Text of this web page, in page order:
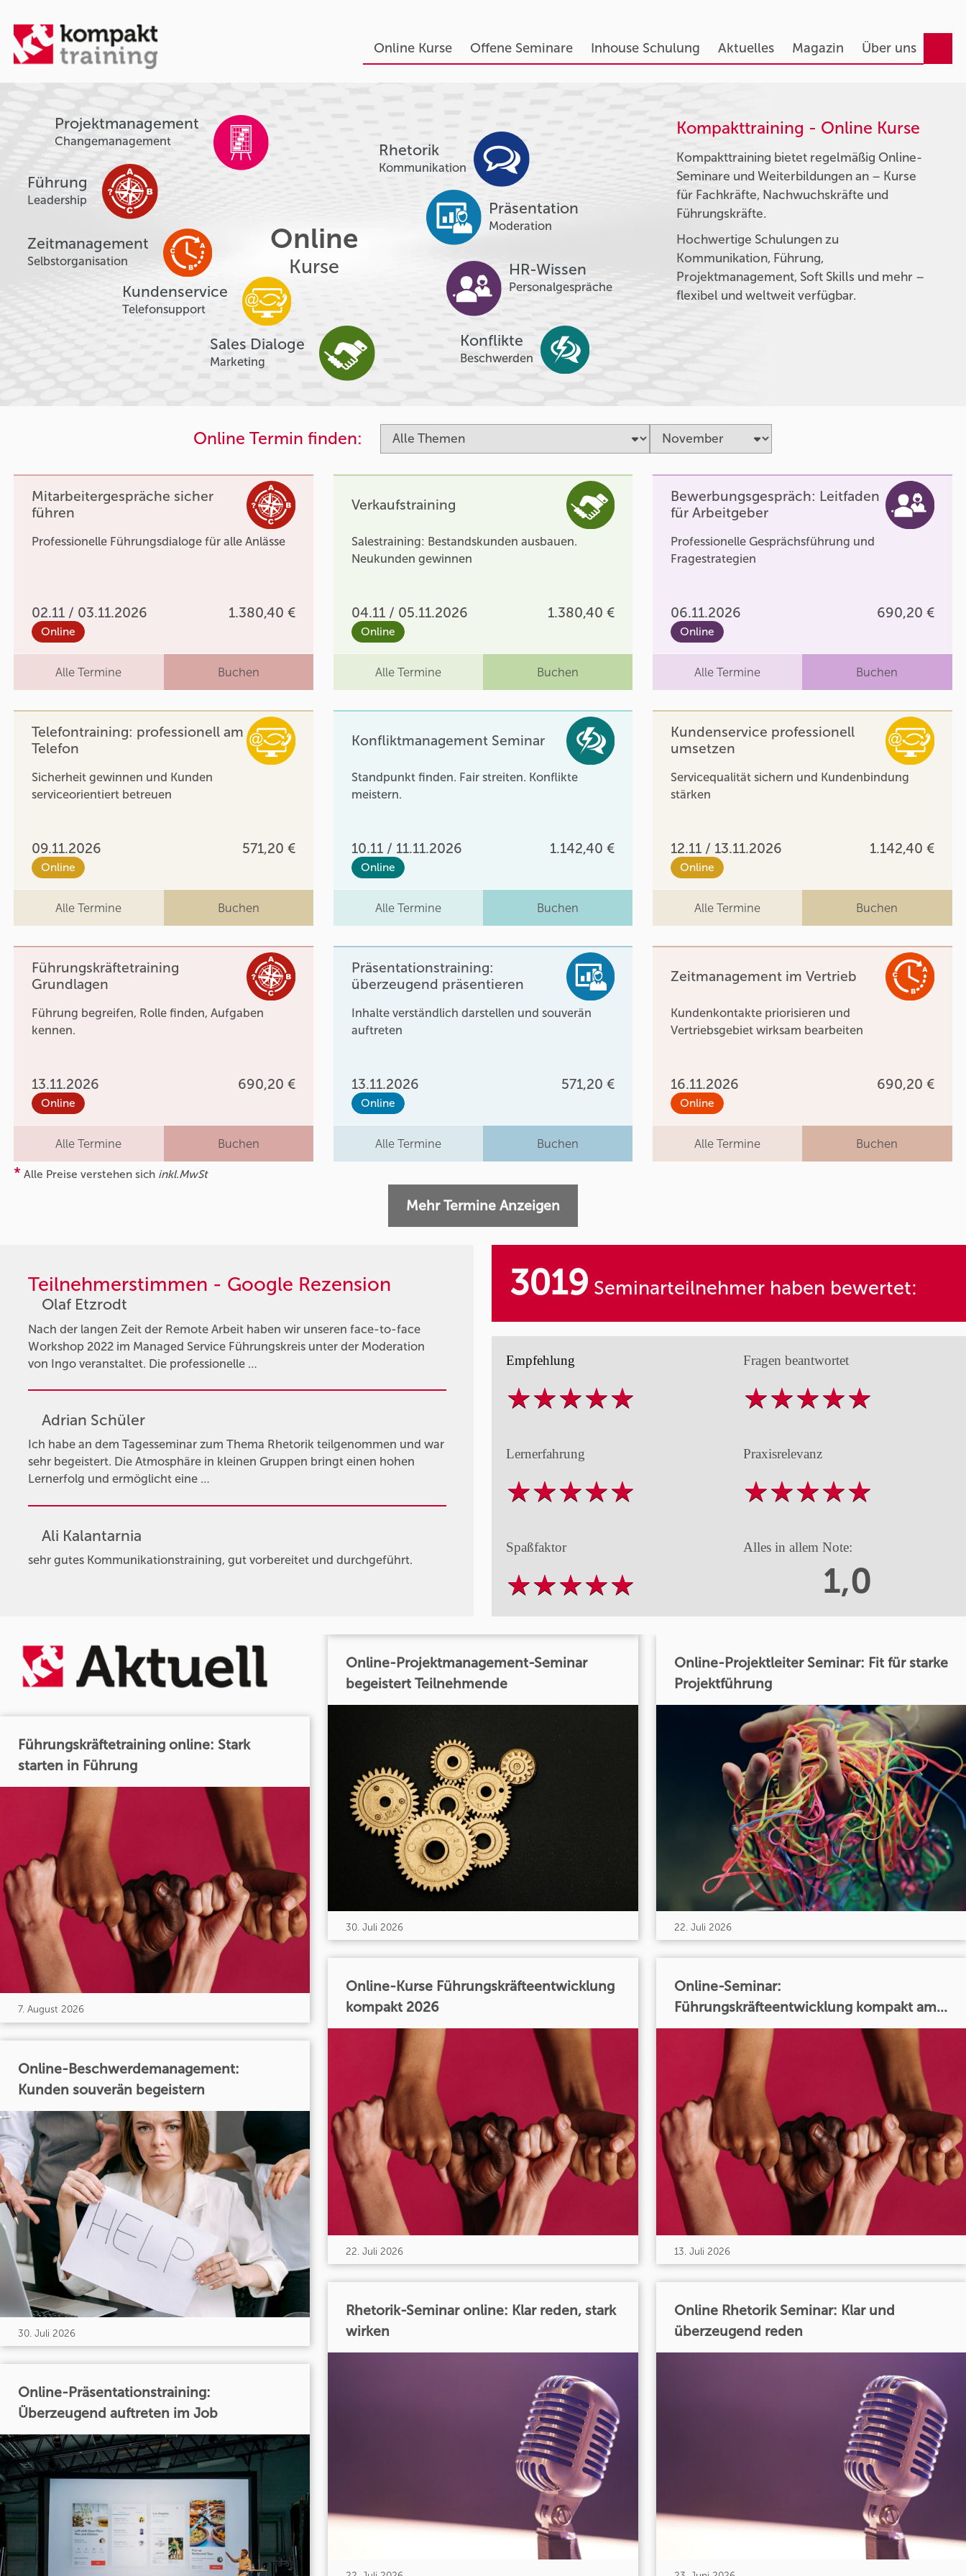
Online Kurse Offene Seminare Inhouse Schulung Aktuelles Magazin Über uns
Projektmanagement
Changemanagement
Führung
Leadership
Zeitmanagement
Selbstorganisation
Kundenservice
Telefonsupport
Sales Dialoge
Marketing
Konflikte
Beschwerden
HR-Wissen
Personalgespräche
Präsentation
Moderation
Rhetorik
Kommunikation
Online
Kurse
Kompakttraining - Online Kurse
Kompakttraining bietet regelmäßig Online-
Seminare und Weiterbildungen an – Kurse
für Fachkräfte, Nachwuchskräfte und
Führungskräfte.
Hochwertige Schulungen zu
Kommunikation, Führung,
Projektmanagement, Soft Skills und mehr –
flexibel und weltweit verfügbar.
Online Termin finden:
Mitarbeitergespräche sicher
führen
Professionelle Führungsdialoge für alle Anlässe
02.11 / 03.11.2026 1.380,40 €
Online
Alle Termine Buchen
Verkaufstraining
Salestraining: Bestandskunden ausbauen.
Neukunden gewinnen
04.11 / 05.11.2026 1.380,40 €
Online
Alle Termine Buchen
Bewerbungsgespräch: Leitfaden
für Arbeitgeber
Professionelle Gesprächsführung und
Fragestrategien
06.11.2026 690,20 €
Online
Alle Termine Buchen
Telefontraining: professionell am
Telefon
Sicherheit gewinnen und Kunden
serviceorientiert betreuen
09.11.2026 571,20 €
Online
Alle Termine Buchen
Konfliktmanagement Seminar
Standpunkt finden. Fair streiten. Konflikte
meistern.
10.11 / 11.11.2026 1.142,40 €
Online
Alle Termine Buchen
Kundenservice professionell
umsetzen
Servicequalität sichern und Kundenbindung
stärken
12.11 / 13.11.2026 1.142,40 €
Online
Alle Termine Buchen
Führungskräftetraining
Grundlagen
Führung begreifen, Rolle finden, Aufgaben
kennen.
13.11.2026 690,20 €
Online
Alle Termine Buchen
Präsentationstraining:
überzeugend präsentieren
Inhalte verständlich darstellen und souverän
auftreten
13.11.2026 571,20 €
Online
Alle Termine Buchen
Zeitmanagement im Vertrieb
Kundenkontakte priorisieren und
Vertriebsgebiet wirksam bearbeiten
16.11.2026 690,20 €
Online
Alle Termine Buchen
* Alle Preise verstehen sich inkl.MwSt
Mehr Termine Anzeigen
3019 Seminarteilnehmer haben bewertet:
Empfehlung Fragen beantwortet
Lernerfahrung Praxisrelevanz
Spaßfaktor Alles in allem Note:
1,0
Teilnehmerstimmen - Google Rezension
Olaf Etzrodt
Nach der langen Zeit der Remote Arbeit haben wir unseren face-to-face
Workshop 2022 im Managed Service Führungskreis unter der Moderation
von Ingo veranstaltet. Die professionelle …
Adrian Schüler
Ich habe an dem Tagesseminar zum Thema Rhetorik teilgenommen und war
sehr begeistert. Die Atmosphäre in kleinen Gruppen bringt einen hohen
Lernerfolg und ermöglicht eine …
Ali Kalantarnia
sehr gutes Kommunikationstraining, gut vorbereitet und durchgeführt.
Führungskräftetraining online: Stark
starten in Führung
7. August 2026
Online-Beschwerdemanagement:
Kunden souverän begeistern
30. Juli 2026
Online-Präsentationstraining:
Überzeugend auftreten im Job
Online-Projektmanagement-Seminar
begeistert Teilnehmende
30. Juli 2026
Online-Kurse Führungskräfteentwicklung
kompakt 2026
22. Juli 2026
Rhetorik-Seminar online: Klar reden, stark
wirken
Online-Projektleiter Seminar: Fit für starke
Projektführung
22. Juli 2026
Online-Seminar:
Führungskräfteentwicklung kompakt am...
13. Juli 2026
Online Rhetorik Seminar: Klar und
überzeugend reden